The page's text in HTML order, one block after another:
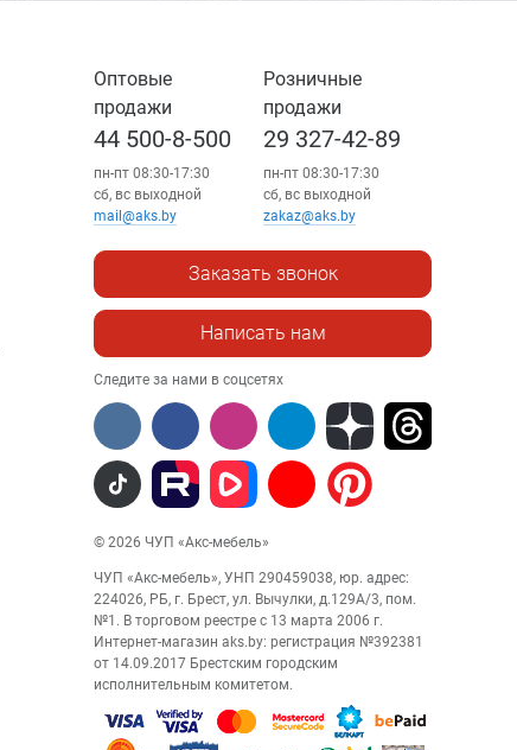
Оптовые
продажи
44 500-8-500
пн-пт 08:30-17:30
сб, вс выходной
mail@aks.by
Розничные
продажи
29 327-42-89
пн-пт 08:30-17:30
сб, вс выходной
zakaz@aks.by
Заказать звонок
Написать нам
Следите за нами в соцсетях
© 2026 ЧУП «Акс-мебель»
ЧУП «Акс-мебель», УНП 290459038, юр. адрес:
224026, РБ, г. Брест, ул. Вычулки, д.129А/3, пом.
№1. В торговом реестре с 13 марта 2006 г.
Интернет-магазин aks.by: регистрация №392381
от 14.09.2017 Брестским городским
исполнительным комитетом.